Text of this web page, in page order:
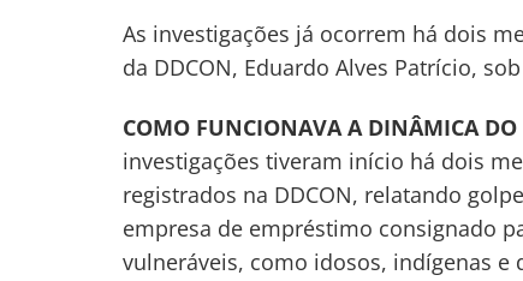
As investigações já ocorrem há dois
da DDCON, Eduardo Alves Patrício,
COMO FUNCIONAVA A DINÂMICA DO
investigações tiveram início há dois
registrados na DDCON, relatando
empresa de empréstimo consignado
vulneráveis, como idosos, indígenas